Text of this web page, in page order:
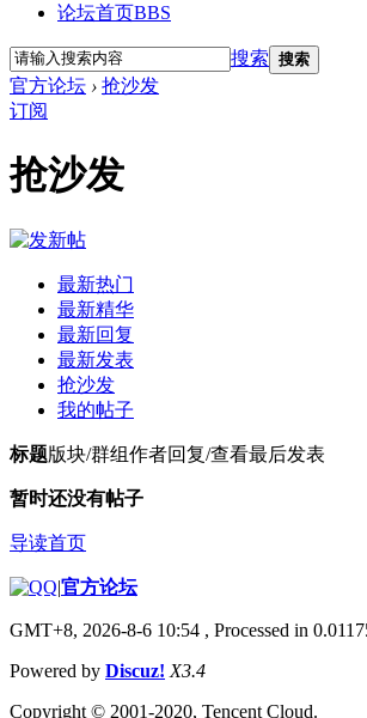
论坛首页BBS
搜索 搜索
官方论坛 › 抢沙发
订阅
抢沙发
最新热门
最新精华
最新回复
最新发表
抢沙发
我的帖子
标题版块/群组作者回复/查看最后发表
暂时还没有帖子
导读首页
|官方论坛
GMT+8, 2026-8-6 10:54 , Processed in
Powered by Discuz! X3.4
Copyright © 2001-2020, Tencent Cloud.